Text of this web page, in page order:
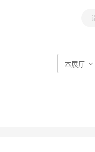
本展厅